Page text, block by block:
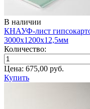
В наличии
КНАУФ-лист
3000х1200х12,5мм
Количество:
Цена: 675,00 руб.
Купить